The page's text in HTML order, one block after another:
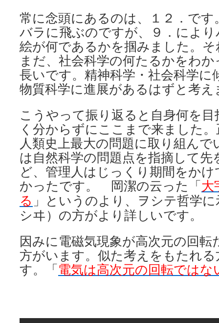
常に念頭にあるのは、１２．で
バラに飛ぶのですが、９．によ
絵が何であるかを掴みました。
まだ、社会科学の何たるかをわ
長いです。精神科学・社会科学に
物質科学に進展があるはずと考え
こうやって振り返ると自身何を
く分からずにここまで来ました
人類史上最大の問題に取り組ん
は自然科学の問題点を指摘して
ど、管理人はじっくり期間をか
かったです。 岡潔の云った「 大
る 」というのより、ヲシテ哲学
シヰ）の方がより詳しいです。
因みに電磁気現象が高次元の回
方がいます。似た考えをもたれ
す。「 電気は高次元の回転ではな